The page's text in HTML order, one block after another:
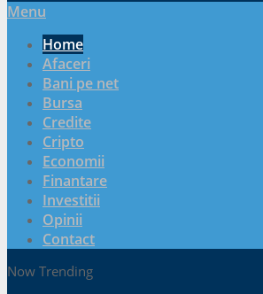
Menu
Home
Afaceri
Bani pe net
Bursa
Credite
Cripto
Economii
Finantare
Investitii
Opinii
Contact
Now Trending